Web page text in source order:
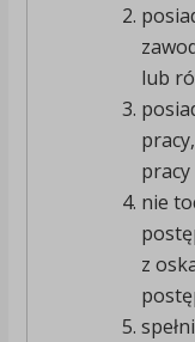
lub
nie
z